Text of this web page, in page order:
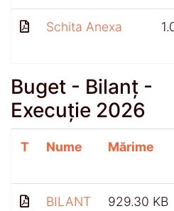
Schita Anexa
Buget - Bilanț -
Execuție 2026
T Nume Mărime
BILANT
929.30 KB